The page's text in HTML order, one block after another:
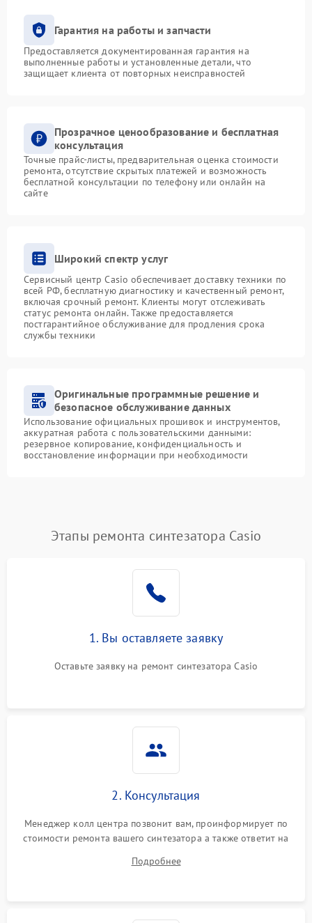
Гарантия на работы и запчасти
Предоставляется документированная гарантия на
выполненные работы и установленные детали, что
защищает клиента от повторных неисправностей
Прозрачное ценообразование и бесплатная
консультация
Точные прайс-листы, предварительная оценка стоимости
ремонта, отсутствие скрытых платежей и возможность
бесплатной консультации по телефону или онлайн на
сайте
Широкий спектр услуг
Сервисный центр Casio обеспечивает доставку техники по
всей РФ, бесплатную диагностику и качественный ремонт,
включая срочный ремонт. Клиенты могут отслеживать
статус ремонта онлайн. Также предоставляется
постгарантийное обслуживание для продления срока
службы техники
Оригинальные программные решение и
безопасное обслуживание данных
Использование официальных прошивок и инструментов,
аккуратная работа с пользовательскими данными:
резервное копирование, конфиденциальность и
восстановление информации при необходимости
Этапы ремонта синтезатора Casio
1. Вы оставляете заявку
Оставьте заявку на ремонт синтезатора Casio
2. Консультация
Менеджер колл центра позвонит вам, проинформирует по
стоимости ремонта вашего синтезатора а также ответит на
Подробнее